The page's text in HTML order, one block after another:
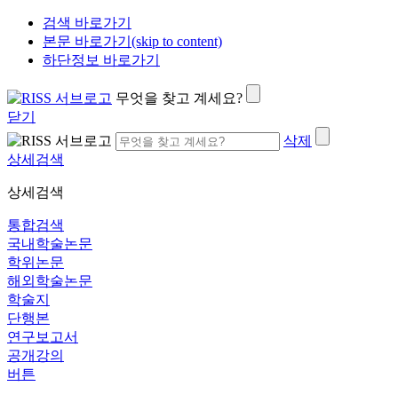
검색 바로가기
본문 바로가기(skip to content)
하단정보 바로가기
무엇을 찾고 계세요?
닫기
삭제
상세검색
상세검색
통합검색
국내학술논문
학위논문
해외학술논문
학술지
단행본
연구보고서
공개강의
버튼